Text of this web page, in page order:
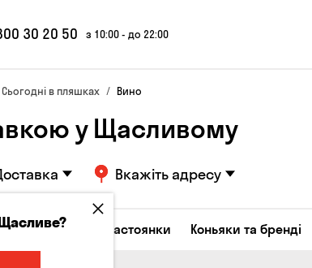
30 20 50 з 10:00 - до 22:00
Сьогодні в пляшках Вино
у Щасливому
Вкажіть адресу
Лікери та настоянки Коньяки та бренді